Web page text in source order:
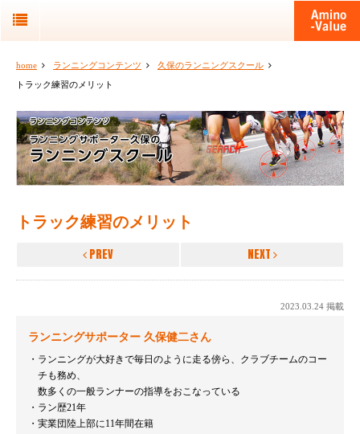
home ランニングコンテンツ
久保のランニングスクール
トラック練習のメリット
トラック練習のメリット
PREV NEXT
2023.03.24 掲載
ランニングサポーター 久保健二さん
ランニングが大好きで毎日のように走る傍ら、クラブチームのコー
チも務め、
数多くの一般ランナーの指導をおこなっている
ラン歴21年
実業団陸上部に11年間在籍